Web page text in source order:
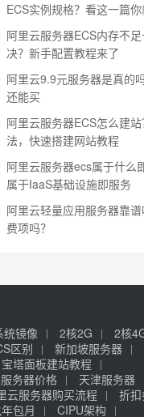
ECS实例规格？看这一篇
阿里云服务器ECS内存不
决？新手配置教程来了
阿里云9.9元服务器是真的
还能买
阿里云服务器ECS怎么建
法，快速搭建网站教程
阿里云服务器ecs属于什么
属于IaaS基础设施即服务
阿里云轻量应用服务器靠
费项吗？
统镜像 2核2G
2核
区别
新加坡服务器
宝塔面板建站教程
务器价格
天津服务器
云服务器购买流程
折
包月 CIPU架构